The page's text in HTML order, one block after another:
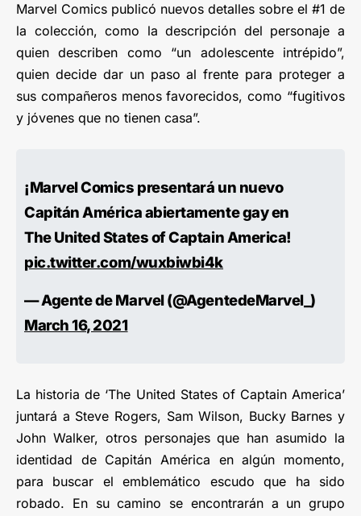
Marvel Comics publicó nuevos detalles sobre el #1 de
la colección, como la descripción del personaje a
quien describen como “un adolescente intrépido”,
quien decide dar un paso al frente para proteger a
sus compañeros menos favorecidos, como “fugitivos
y jóvenes que no tienen casa”.
¡Marvel Comics presentará un nuevo
Capitán América abiertamente gay en
The United States of Captain America!
pic.twitter.com/wuxbiwbi4k
— Agente de Marvel‏ (@AgentedeMarvel_)
March 16, 2021
La historia de ‘The United States of Captain America’
juntará a Steve Rogers, Sam Wilson, Bucky Barnes y
John Walker, otros personajes que han asumido la
identidad de Capitán América en algún momento,
para buscar el emblemático escudo que ha sido
robado. En su camino se encontrarán a un grupo